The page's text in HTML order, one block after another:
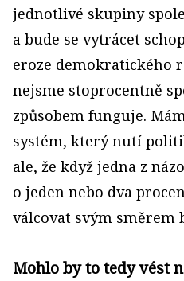
jednotlivé skupiny
a bude se vytrácet
eroze demokratického
nejsme stoprocentně
způsobem funguje.
systém, který nutí
ale, že když jedna z
o jeden nebo dva
válcovat svým směrem
Mohlo by to tedy vést